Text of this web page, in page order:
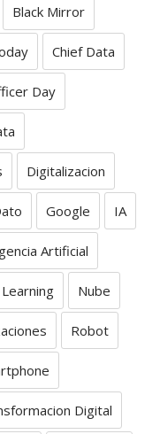
Black Mirror
Chief Data
Day
Digitalizacion
Google IA
Artificial
Nube
Robot
Digital